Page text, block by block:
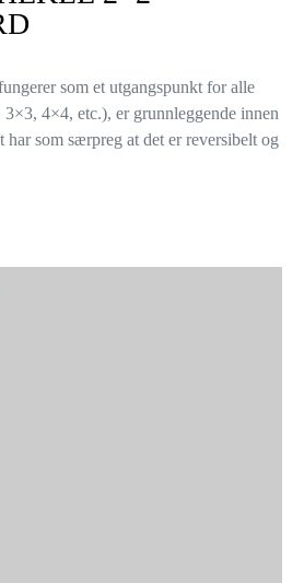
som et utgangspunkt for alle
4×4, etc.), er grunnleggende innen
har som særpreg at det er reversibelt og